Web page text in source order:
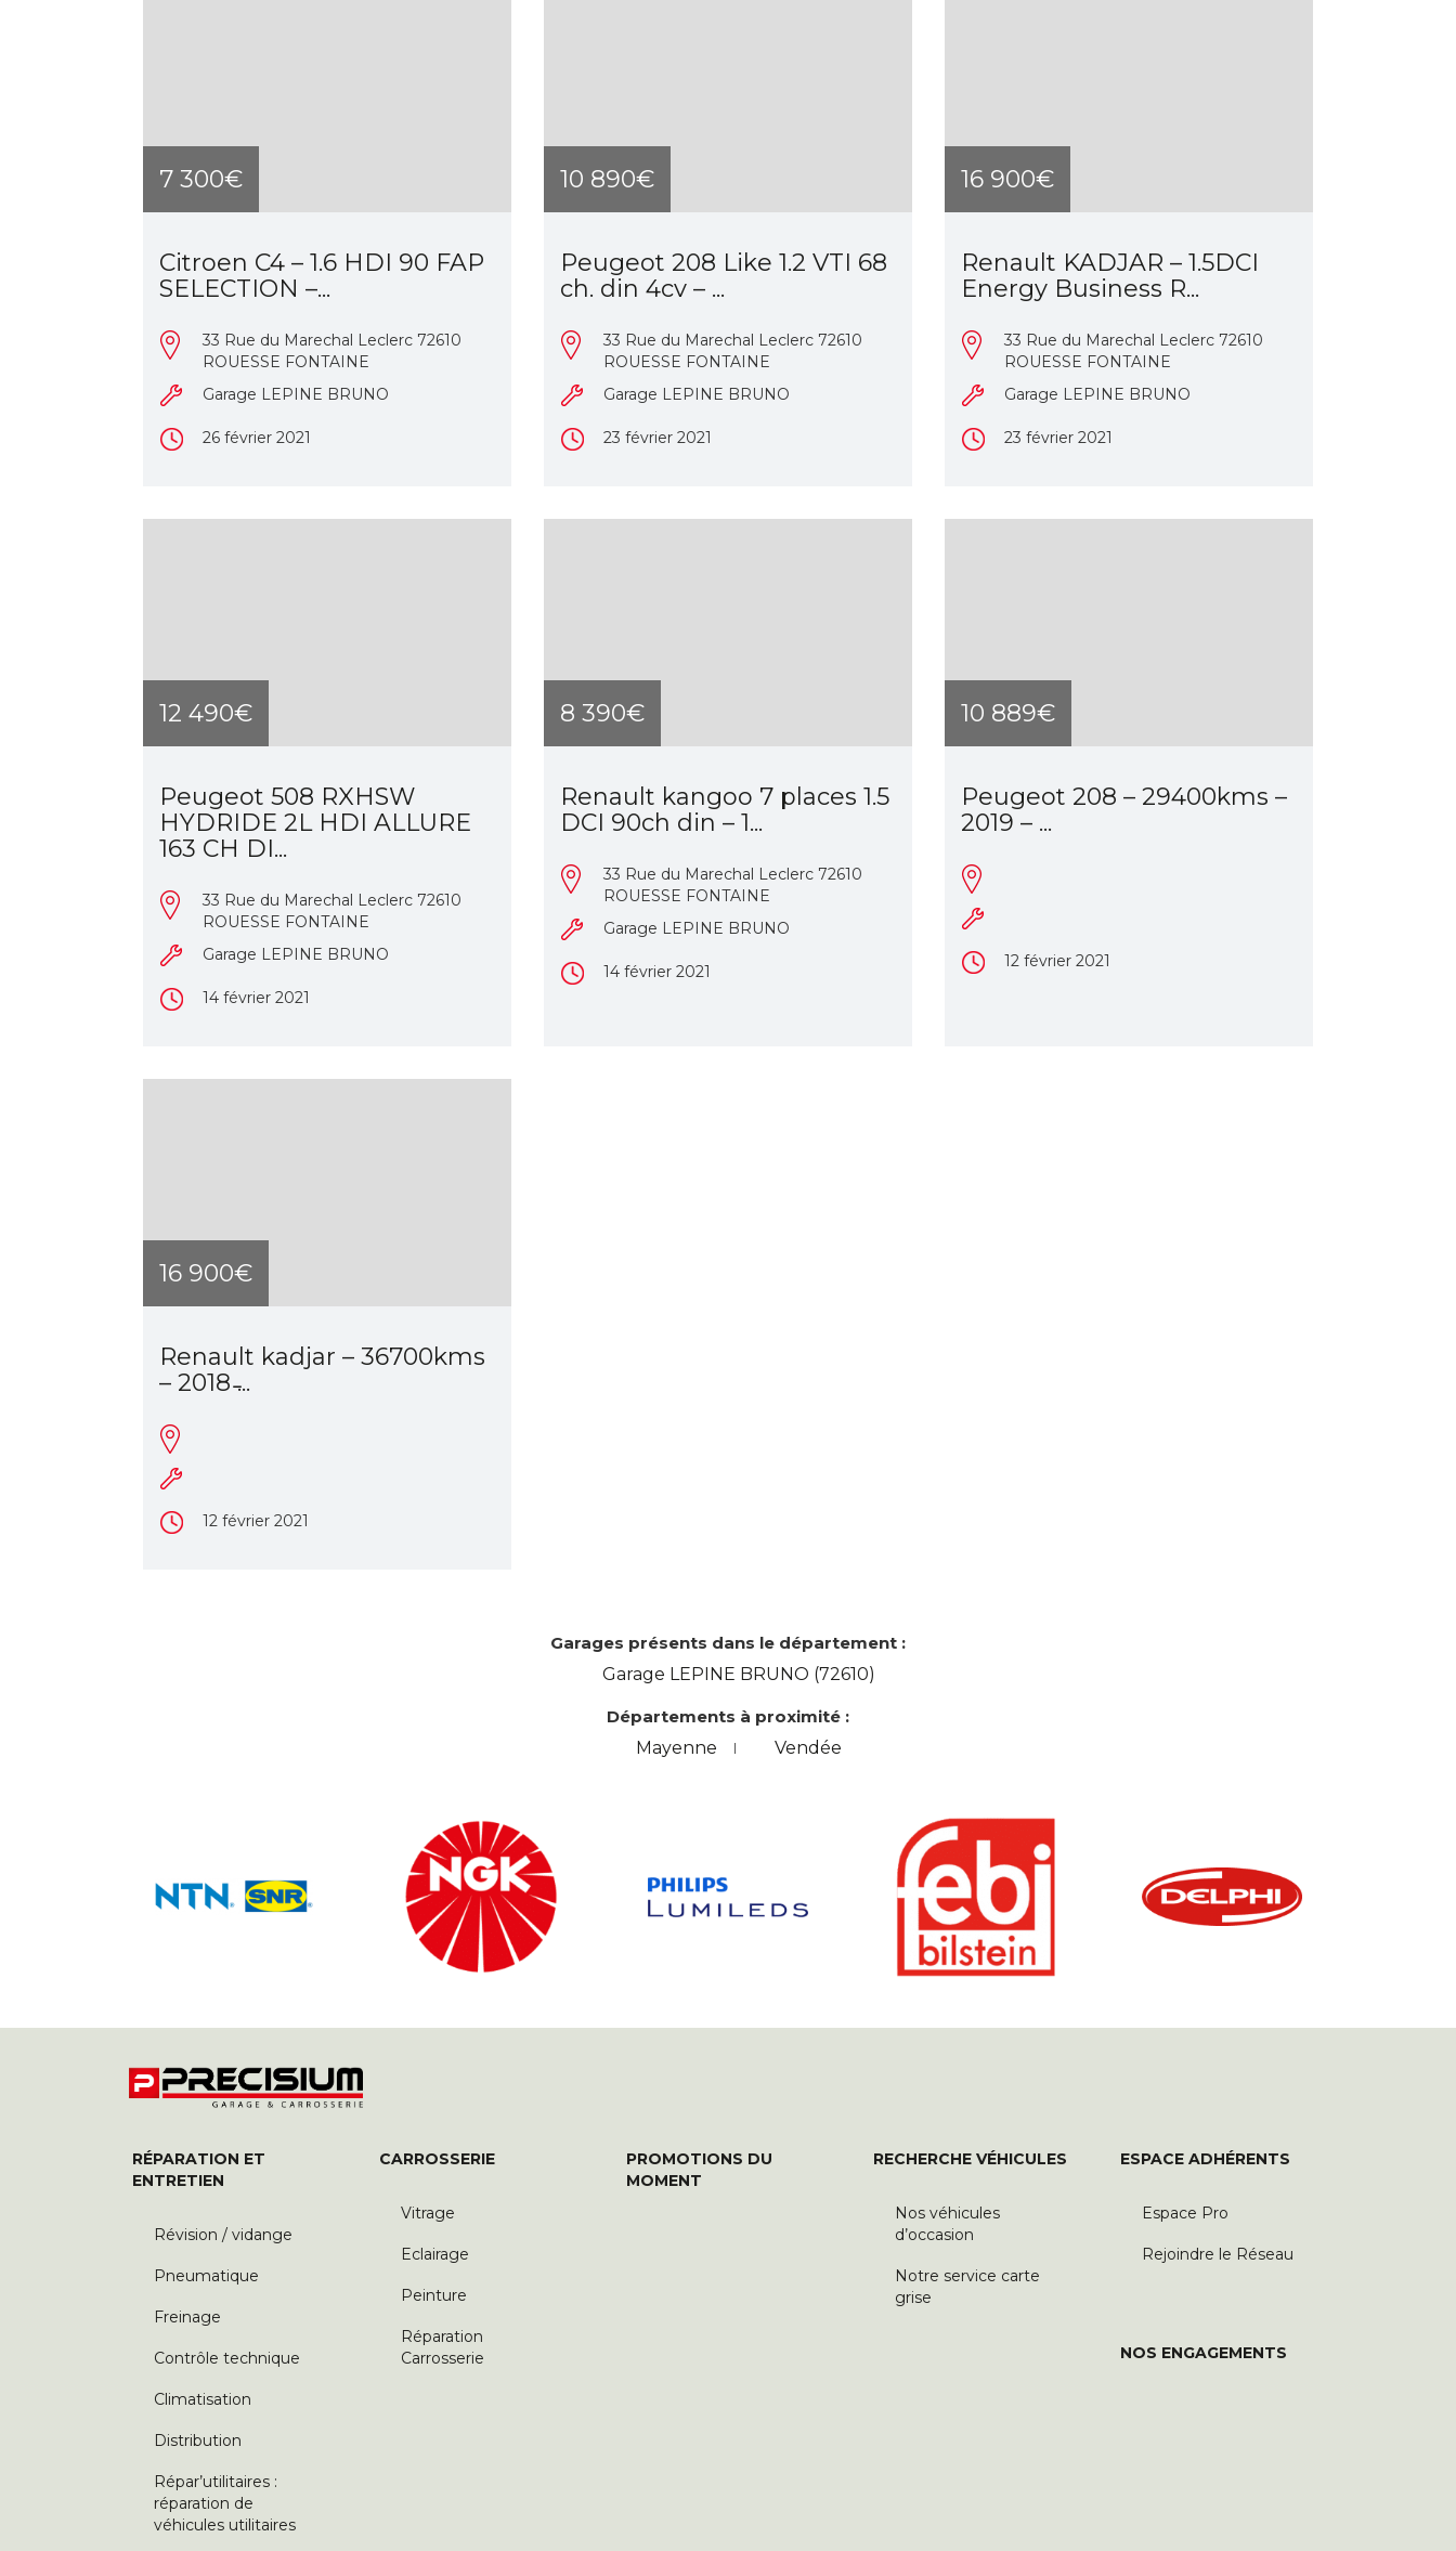
7 300€
Citroen C4 – 1.6 HDI 90 FAP
SELECTION –...
33 Rue du Marechal Leclerc 72610
ROUESSE FONTAINE
Garage LEPINE BRUNO
26 février 2021
10 890€
Peugeot 208 Like 1.2 VTI 68
ch. din 4cv – ...
33 Rue du Marechal Leclerc 72610
ROUESSE FONTAINE
Garage LEPINE BRUNO
23 février 2021
16 900€
Renault KADJAR – 1.5DCI
Energy Business R...
33 Rue du Marechal Leclerc 72610
ROUESSE FONTAINE
Garage LEPINE BRUNO
23 février 2021
12 490€
Peugeot 508 RXHSW
HYDRIDE 2L HDI ALLURE
163 CH DI...
33 Rue du Marechal Leclerc 72610
ROUESSE FONTAINE
Garage LEPINE BRUNO
14 février 2021
8 390€
Renault kangoo 7 places 1.5
DCI 90ch din – 1...
33 Rue du Marechal Leclerc 72610
ROUESSE FONTAINE
Garage LEPINE BRUNO
14 février 2021
10 889€
Peugeot 208 – 29400kms –
2019 – ...
12 février 2021
16 900€
Renault kadjar – 36700kms
– 2018 ̵...
12 février 2021
Garages présents dans le département :
Garage LEPINE BRUNO (72610)
Départements à proximité :
Mayenne
Vendée
RÉPARATION ET
ENTRETIEN
Révision / vidange
Pneumatique
Freinage
Contrôle technique
Climatisation
Distribution
Répar’utilitaires :
réparation de
véhicules utilitaires
CARROSSERIE
Vitrage
Eclairage
Peinture
Réparation
Carrosserie
PROMOTIONS DU
MOMENT
RECHERCHE VÉHICULES
Nos véhicules
d’occasion
Notre service carte
grise
ESPACE ADHÉRENTS
Espace Pro
Rejoindre le Réseau
NOS ENGAGEMENTS